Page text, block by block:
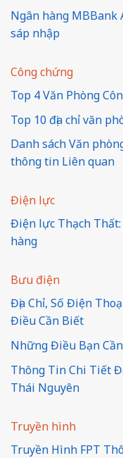
Ngân hàng MBBank
sáp nhập
Công chứng
Top 4 Văn Phòng
Top 10 địa chỉ văn
Danh sách Văn
thông tin Liên quan
Điện lực
Điện lực Thạch Thất:
hàng
Bưu điện
Địa Chỉ, Số Điện
Điều Cần Biết
Những Điều Bạn
Thông Tin Chi Tiết
Thái Nguyên
Truyền hình
Truyền Hình FPT